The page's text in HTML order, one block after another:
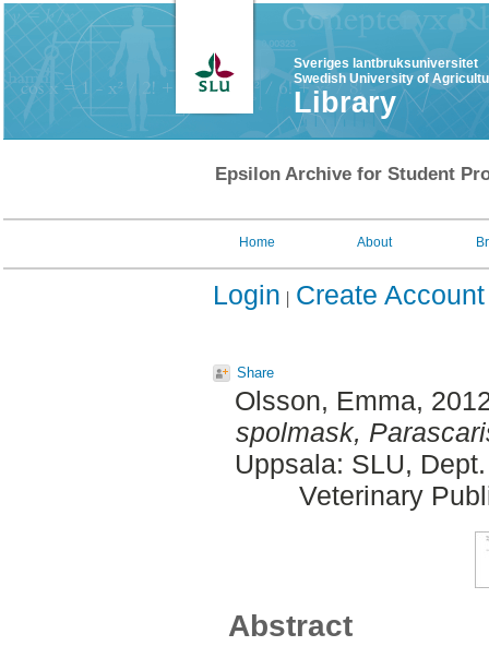
Sveriges lantbruksuniversitet
Swedish University of
Library
Epsilon Archive for Student
Home About
Login Create Account
Share
Olsson, Emma,
spolmask,
Uppsala: SLU,
Veterinary
Abstract